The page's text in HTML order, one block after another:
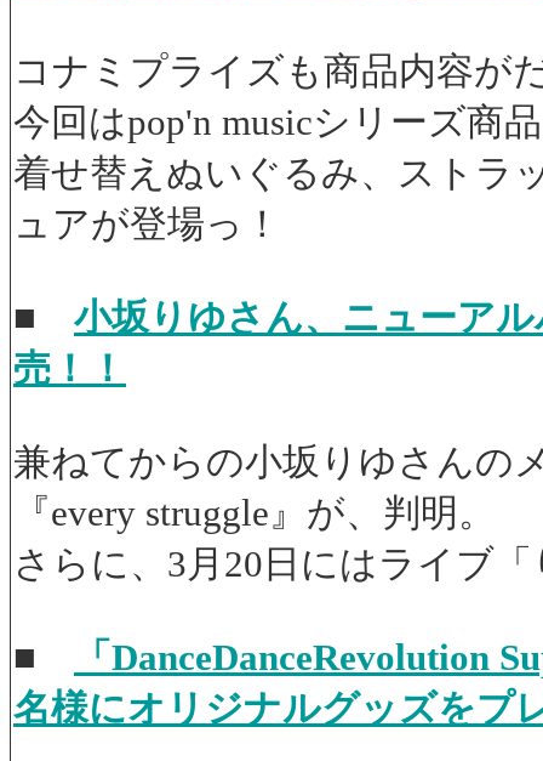
コナミプライズも商品内容が
今回はpop'n musicシリーズ商
着せ替えぬいぐるみ、ストラ
ュアが登場っ！
■小坂りゆさん、ニューアル
売！！
兼ねてからの小坂りゆさんの
『every struggle』が、判明。
さらに、3月20日にはライブ
■
「DanceDanceRevolution
名様にオリジナルグッズをプ